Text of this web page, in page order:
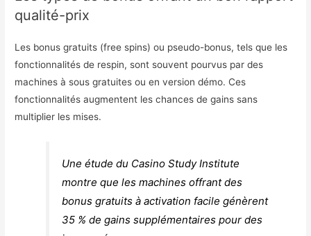
qualité-prix
Les bonus gratuits (free spins) ou pseudo-bonus, tels que les
fonctionnalités de respin, sont souvent pourvus par des
machines à sous gratuites ou en version démo. Ces
fonctionnalités augmentent les chances de gains sans
multiplier les mises.
Une étude du Casino Study Institute
montre que les machines offrant des
bonus gratuits à activation facile génèrent
35 % de gains supplémentaires pour des